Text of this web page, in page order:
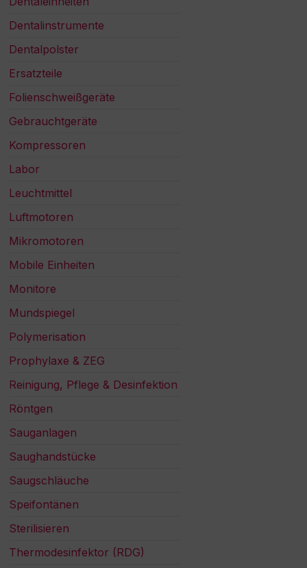
Dentalinstrumente
Dentalpolster
Ersatzteile
Folienschweißgeräte
Gebrauchtgeräte
Kompressoren
Labor
Leuchtmittel
Luftmotoren
Mikromotoren
Mobile Einheiten
Monitore
Mundspiegel
Polymerisation
Prophylaxe & ZEG
Reinigung, Pflege & Desinfektion
Röntgen
Sauganlagen
Saughandstücke
Saugschläuche
Speifontänen
Sterilisieren
Thermodesinfektor (RDG)